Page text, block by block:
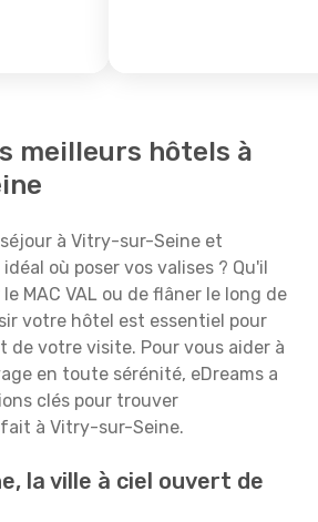
meilleurs hôtels à
à Vitry-sur-Seine et
où poser vos valises ? Qu'il
MAC VAL ou de flâner le long de
votre hôtel est essentiel pour
de votre visite. Pour vous aider à
en toute sérénité, eDreams a
clés pour trouver
à Vitry-sur-Seine.
la ville à ciel ouvert de